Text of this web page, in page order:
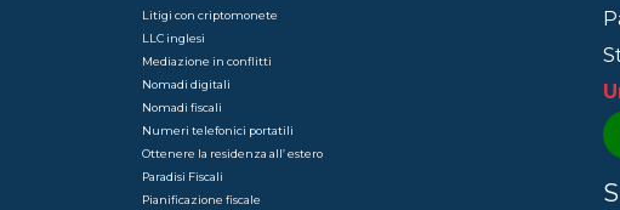
Litigi con criptomonete
LLC inglesi
Mediazione in conflitti
Nomadi digitali
Nomadi fiscali
Numeri telefonici portatili
Ottenere la residenza all’ estero
Paradisi Fiscali
Pianificazione fiscale